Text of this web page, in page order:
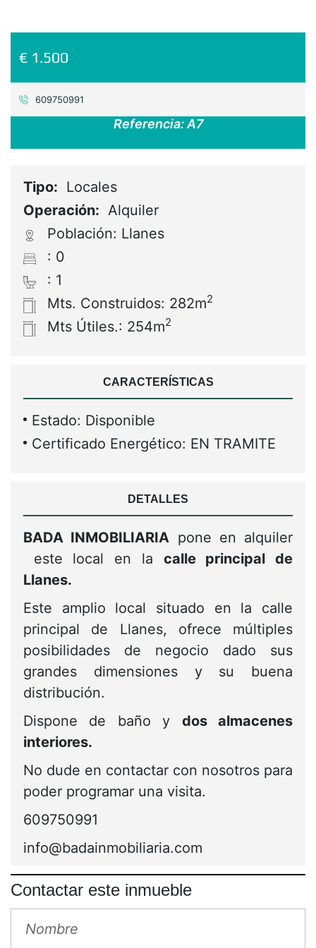
€ 1.500
609750991
Referencia:A7
Tipo: Locales
Operación: Alquiler
Población: Llanes
: 0
: 1
Mts. Construidos: 282m2
Mts Útiles.: 254m2
CARACTERÍSTICAS
Estado: Disponible
Certificado Energético: EN TRAMITE
DETALLES
BADA INMOBILIARIA pone en alquiler
este local en la calle principal de
Llanes.
Este amplio local situado en la calle
principal de Llanes, ofrece múltiples
posibilidades de negocio dado sus
grandes dimensiones y su buena
distribución.
Dispone de baño y dos almacenes
interiores.
No dude en contactar con nosotros para
poder programar una visita.
609750991
info@badainmobiliaria.com
Contactar este inmueble